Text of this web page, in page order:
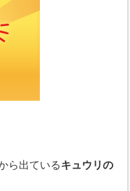
ら出ているキュウリの